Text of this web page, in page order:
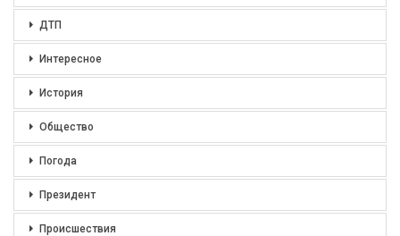
ДТП
Интересное
История
Общество
Погода
Президент
Происшествия